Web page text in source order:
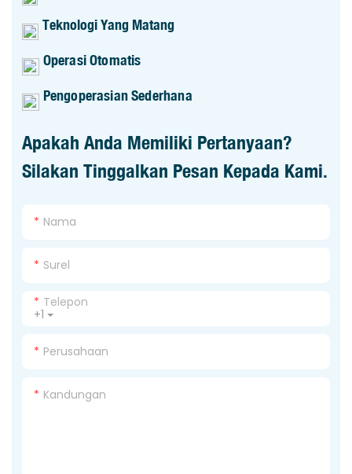
Teknologi Yang Matang
Operasi Otomatis
Pengoperasian Sederhana
Apakah Anda Memiliki Pertanyaan?
Silakan Tinggalkan Pesan Kepada Kami.
Nama
Surel
+1
Telepon
Perusahaan
Kandungan